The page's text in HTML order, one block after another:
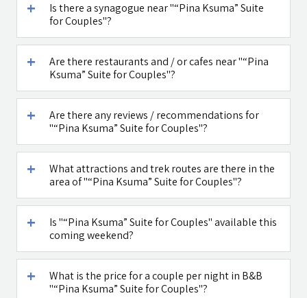
Caffe Ti - בית
Maga Halomi
- SPA
See all attractions in the region >>
Is there a synagogue near "“Pina Ksuma” Suite
for Couples"?
Are there restaurants and / or cafes near "“Pina
Ksuma” Suite for Couples"?
Are there any reviews / recommendations for
"“Pina Ksuma” Suite for Couples"?
What attractions and trek routes are there in the
area of "“Pina Ksuma” Suite for Couples"?
Is "“Pina Ksuma” Suite for Couples" available this
coming weekend?
What is the price for a couple per night in B&B
"“Pina Ksuma” Suite for Couples"?